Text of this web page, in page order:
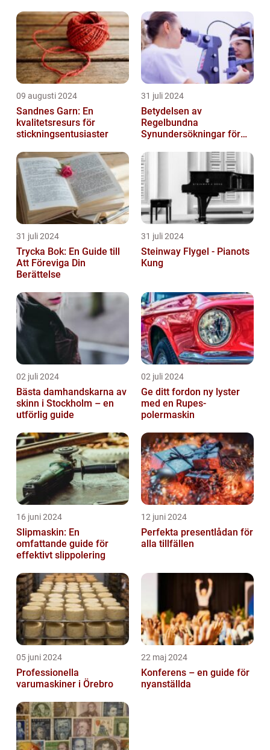
09 augusti 2024
Sandnes Garn: En
kvalitetsresurs för
stickningsentusiaster
31 juli 2024
Betydelsen av
Regelbundna
Synundersökningar för
31 juli 2024
Trycka Bok: En Guide till
Att Föreviga Din
Berättelse
31 juli 2024
Steinway Flygel - Pianots
Kung
02 juli 2024
Bästa damhandskarna av
skinn i Stockholm – en
utförlig guide
02 juli 2024
Ge ditt fordon ny lyster
med en Rupes-
polermaskin
16 juni 2024
Slipmaskin: En
omfattande guide för
effektivt slippolering
12 juni 2024
Perfekta presentlådan för
alla tillfällen
05 juni 2024
Professionella
varumaskiner i Örebro
22 maj 2024
Konferens – en guide för
nyanställda